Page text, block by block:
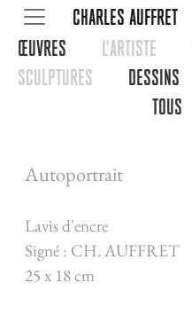
CHARLES AUFFRET
œUVRES
L'ARTISTE
SCULPTURES
DESSINS
TOUS
Autoportrait
Lavis d'encre
Signé : CH. AUFFRET
25 x 18 cm